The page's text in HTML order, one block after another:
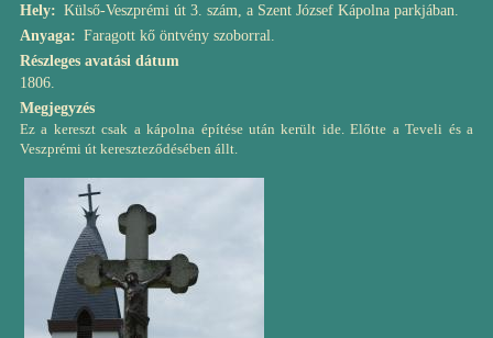
Hely
Külső-Veszprémi út 3. szám, a Szent József Kápolna parkjában.
Anyaga
Faragott kő öntvény szoborral.
Részleges avatási dátum
1806.
Megjegyzés
Ez a kereszt csak a kápolna építése után került ide. Előtte a Teveli és a
Veszprémi út kereszteződésében állt.